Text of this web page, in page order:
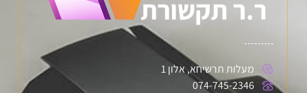
מעלות תרשיחא, אלון 1
074-745-2346